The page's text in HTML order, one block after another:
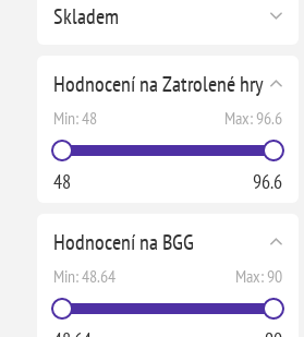
Skladem
Hodnocení na Zatrolené hry
Min:48 Max: 96.6
48 96.6
Hodnocení na BGG
Min:48.64 Max: 90